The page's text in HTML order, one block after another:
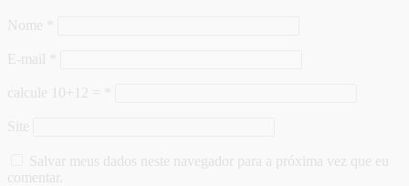
Nome
E-mail
calcule 10+12 =
Site
Salvar meus dados neste navegador para a próxima vez que eu
comentar.